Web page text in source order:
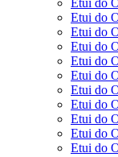
Etui do
Etui do
Etui do
Etui do
Etui do
Etui do
Etui do
Etui do
Etui do
Etui do
Etui do